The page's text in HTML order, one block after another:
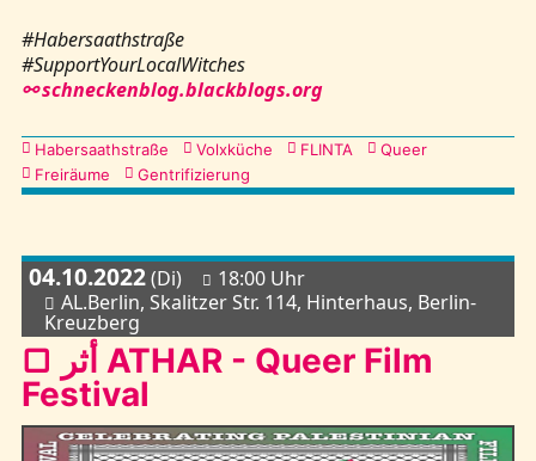
#Habersaathstraße
#SupportYourLocalWitches
⚯ schneckenblog.blackblogs.org
Kategorien
Habersaathstraße Volxküche FLINTA
Queer
Freiräume
Gentrifizierung
04.10.2022(Di)
18:00 Uhr
AL.Berlin, Skalitzer Str. 114, Hinterhaus, Berlin-
Kreuzberg
▢ أثر ATHAR - Queer Film
Festival